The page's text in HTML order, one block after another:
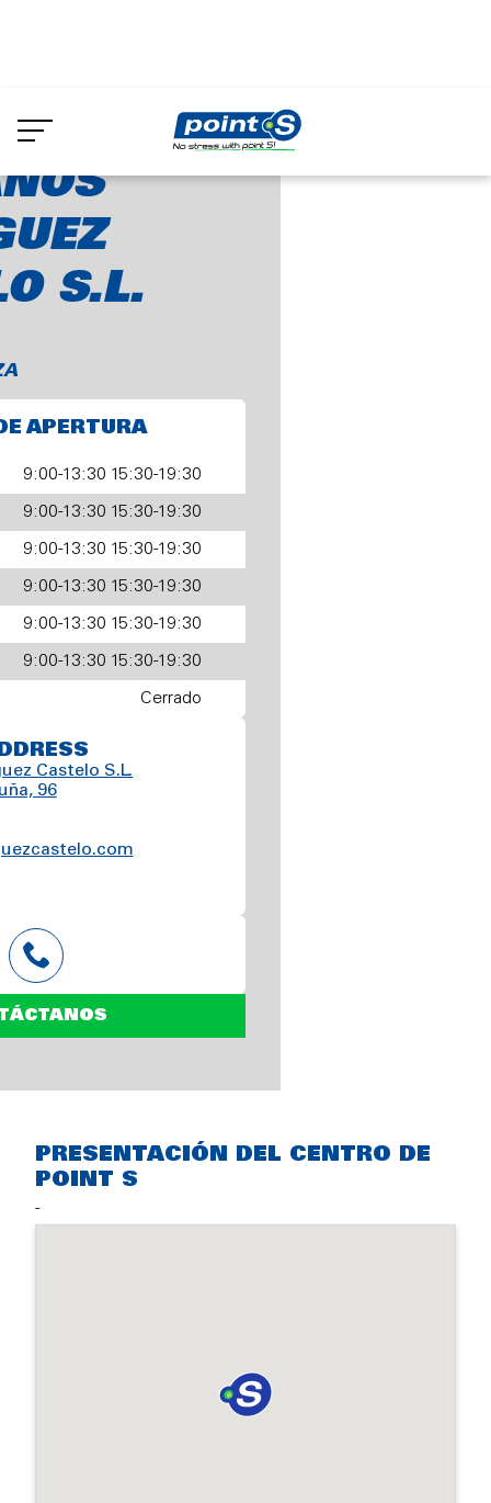
to
main
Rodriguez Castelo S.L.
S.L.
APERTURA
9:00-13:30 15:30-19:30
9:00-13:30 15:30-19:30
9:00-13:30 15:30-19:30
9:00-13:30 15:30-19:30
9:00-13:30 15:30-19:30
9:00-13:30 15:30-19:30
Cerrado
Castelo S.L.
96
PRESENTACIÓN DEL CENTRO DE
POINT S
-